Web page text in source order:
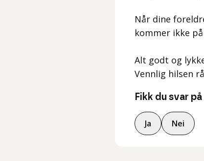
Når dine
kommer ikke
Alt godt og
Vennlig hilsen
Fikk du svar
Ja Nei